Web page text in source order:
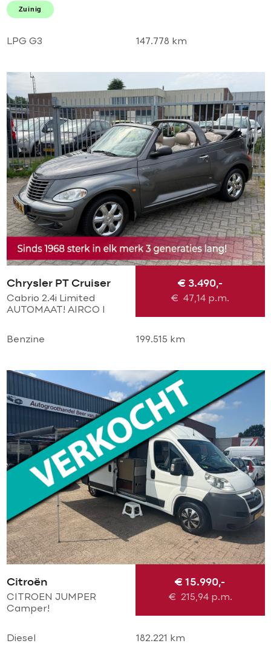
l TOPSTAAT! GOEDKOOP
EN ZUINIG RIJDEN!
Zuinig
LPG G3 147.778 km
Chrysler PT Cruiser
Cabrio 2.4i Limited
AUTOMAAT! AIRCO l
Chrome LMV l LEER l
STOELVERWARMING l
€ 3.490,-
€47,14 p.m.
Benzine 199.515 km
Citroën
CITROEN JUMPER
Camper!
Trekhaak l keuken l WC l
€ 15.990,-
€ 215,94p.m.
Diesel 182.221 km